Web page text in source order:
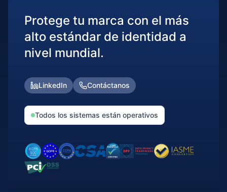
Protege tu marca con el más
alto estándar de identidad a
nivel mundial.
LinkedIn Contáctanos
Todos los sistemas están operativos